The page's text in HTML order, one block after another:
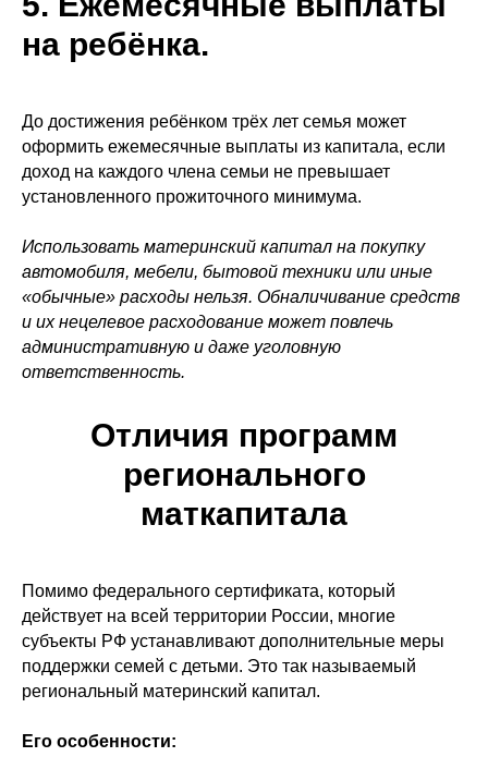
на ребёнка.
До достижения ребёнком трёх лет семья может
оформить ежемесячные выплаты из капитала, если
доход на каждого члена семьи не превышает
установленного прожиточного минимума.
Использовать материнский капитал на покупку
автомобиля, мебели, бытовой техники или иные
«обычные» расходы нельзя. Обналичивание средств
и их нецелевое расходование может повлечь
административную и даже уголовную
ответственность.
Отличия программ
регионального
маткапитала
Помимо федерального сертификата, который
действует на всей территории России, многие
субъекты РФ устанавливают дополнительные меры
поддержки семей с детьми. Это так называемый
региональный материнский капитал.
Его особенности: